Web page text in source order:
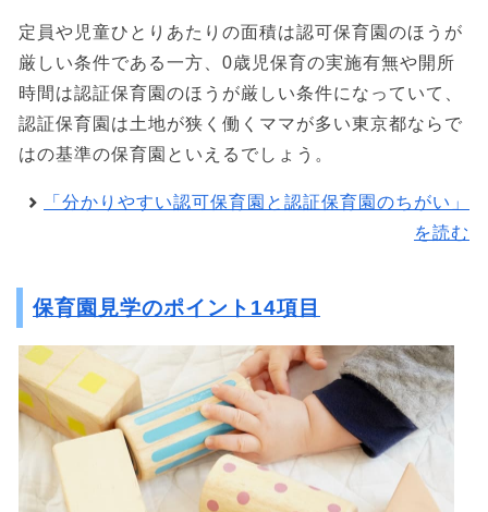
定員や児童ひとりあたりの面積は認可保育園のほうが
厳しい条件である一方、0歳児保育の実施有無や開所
時間は認証保育園のほうが厳しい条件になっていて、
認証保育園は土地が狭く働くママが多い東京都ならで
はの基準の保育園といえるでしょう。
「分かりやすい認可保育園と認証保育園のちがい」
を読む
保育園見学のポイント14項目